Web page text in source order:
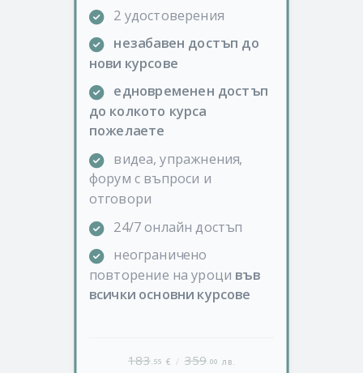
2 удостоверения
незабавен достъп до
нови курсове
едновременен достъп
до колкото курса
пожелаете
видеа, упражнения,
форум с въпроси и
отговори
24/7 онлайн достъп
неограничено
повторение на уроци във
всички основни курсове
183.55 € / 359 .00 лв.